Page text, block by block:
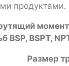
продуктами.
BSP, BSPT,
Размер